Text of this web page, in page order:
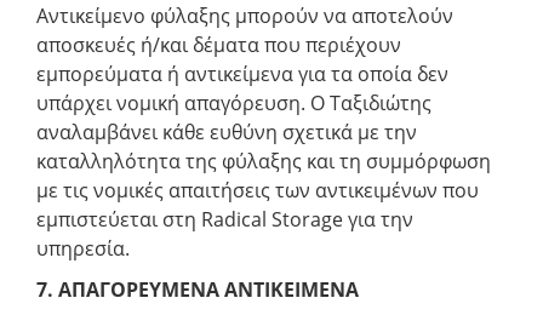
Αντικείμενο φύλαξης μπορούν να αποτελούν
αποσκευές ή/και δέματα που περιέχουν
εμπορεύματα ή αντικείμενα για τα οποία δεν
υπάρχει νομική απαγόρευση. Ο Ταξιδιώτης
αναλαμβάνει κάθε ευθύνη σχετικά με την
καταλληλότητα της φύλαξης και τη συμμόρφωση
με τις νομικές απαιτήσεις των αντικειμένων που
εμπιστεύεται στη Radical Storage για την
υπηρεσία.
7. ΑΠΑΓΟΡΕΥΜΕΝΑ ΑΝΤΙΚΕΙΜΕΝΑ